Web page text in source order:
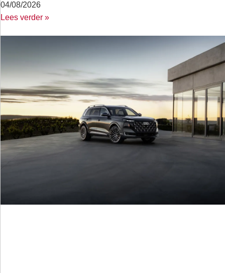
04/08/2026
Lees verder »